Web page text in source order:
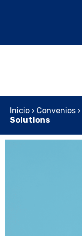
Inicio › Convenios ›
Solutions